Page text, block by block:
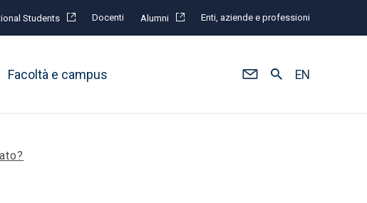
Students Docenti Alumni Enti, aziende e professioni
Facoltà e campus EN